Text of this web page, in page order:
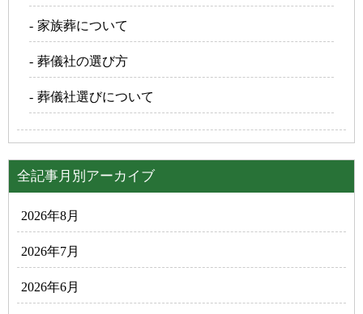
家族葬について
葬儀社の選び方
葬儀社選びについて
全記事月別アーカイブ
2026年8月
2026年7月
2026年6月